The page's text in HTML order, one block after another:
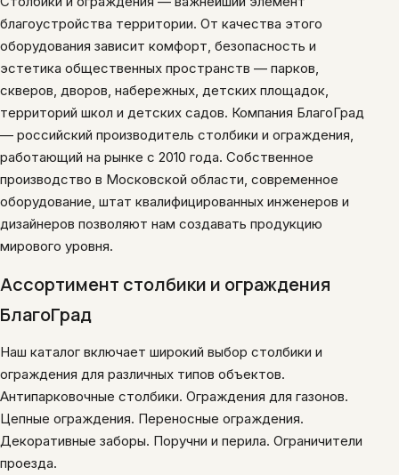
благоустройства территории. От качества этого
оборудования зависит комфорт, безопасность и
эстетика общественных пространств — парков,
скверов, дворов, набережных, детских площадок,
территорий школ и детских садов. Компания БлагоГрад
— российский производитель столбики и ограждения,
работающий на рынке с 2010 года. Собственное
производство в Московской области, современное
оборудование, штат квалифицированных инженеров и
дизайнеров позволяют нам создавать продукцию
мирового уровня.
Ассортимент столбики и ограждения
БлагоГрад
Наш каталог включает широкий выбор столбики и
ограждения для различных типов объектов.
Антипарковочные столбики. Ограждения для газонов.
Цепные ограждения. Переносные ограждения.
Декоративные заборы. Поручни и перила. Ограничители
проезда.